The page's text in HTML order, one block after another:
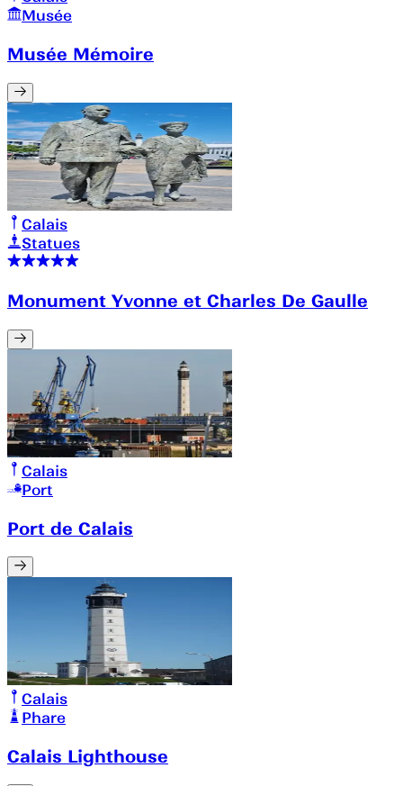
Musée
Musée Mémoire
Calais
Statues
Monument Yvonne et Charles De Gaulle
Calais
Port
Port de Calais
Calais
Phare
Calais Lighthouse